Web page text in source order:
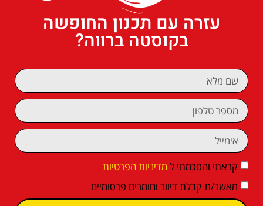
עזרה עם תכנון החופשה
בקוסטה ברווה?
קראתי והסכמתי ל מדיניות הפרטיות
מאשר/ת קבלת דיוור וחומרים פרסומיים